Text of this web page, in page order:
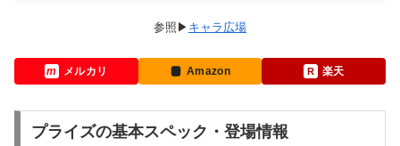
キャラ広場
メルカリ Amazon 楽天
プライズの基本スペック・登場情報